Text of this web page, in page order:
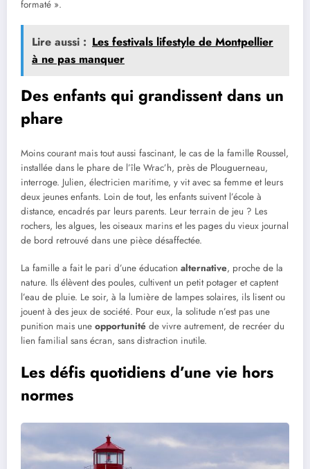
formaté ».
Lire aussi : Les festivals lifestyle de Montpellier
à ne pas manquer
Des enfants qui grandissent dans un
phare
Moins courant mais tout aussi fascinant, le cas de la famille Roussel,
installée dans le phare de l’île Wrac’h, près de Plouguerneau,
interroge. Julien, électricien maritime, y vit avec sa femme et leurs
deux jeunes enfants. Loin de tout, les enfants suivent l’école à
distance, encadrés par leurs parents. Leur terrain de jeu ? Les
rochers, les algues, les oiseaux marins et les pages du vieux journal
de bord retrouvé dans une pièce désaffectée.
La famille a fait le pari d’une éducation alternative, proche de la
nature. Ils élèvent des poules, cultivent un petit potager et captent
l’eau de pluie. Le soir, à la lumière de lampes solaires, ils lisent ou
jouent à des jeux de société. Pour eux, la solitude n’est pas une
punition mais une opportunité de vivre autrement, de recréer du
lien familial sans écran, sans distraction inutile.
Les défis quotidiens d’une vie hors
normes